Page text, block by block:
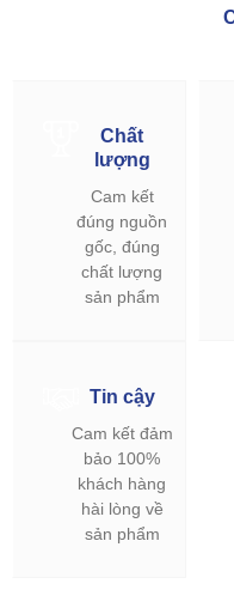
Chất
lượng
Cam kết
đúng nguồn
gốc, đúng
chất lượng
sản phẩm
Tin cậy
Cam kết đảm
bảo 100%
khách hàng
hài lòng về
sản phẩm